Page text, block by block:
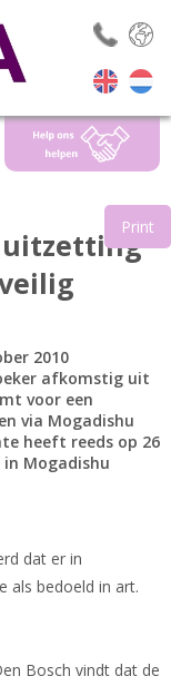
uitzetting
Print
2010
afkomstig uit
voor een
via Mogadishu
heeft reeds op 26
Mogadishu
dat er in
als bedoeld in art.
Bosch vindt dat de